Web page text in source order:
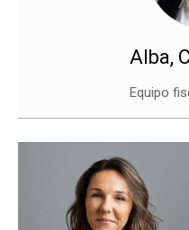
Alba,
Equipo